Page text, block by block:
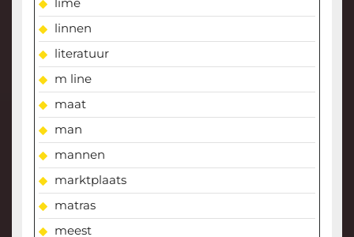
lime
linnen
literatuur
m line
maat
man
mannen
marktplaats
matras
meest